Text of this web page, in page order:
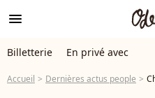
menu
Billetterie En privé avec
Accueil Dernières actus people